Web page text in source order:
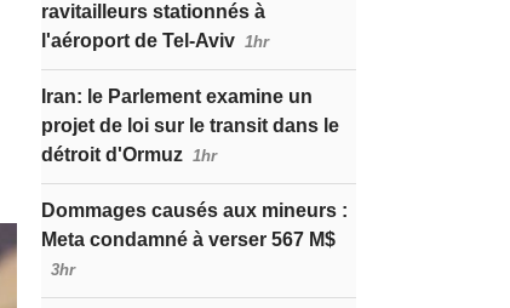
ravitailleurs stationnés à
l'aéroport de Tel-Aviv 1hr
Iran: le Parlement examine un
projet de loi sur le transit dans le
détroit d'Ormuz 1hr
Dommages causés aux mineurs :
Meta condamné à verser 567 M$
3hr